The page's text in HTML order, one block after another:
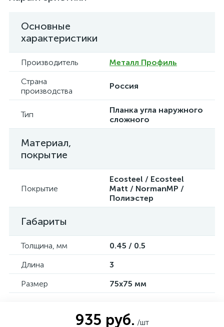
Основные
характеристики
Производитель
Металл Профиль
Страна
производства
Россия
Тип
Планка угла наружного
сложного
Материал,
покрытие
Покрытие
Ecosteel / Ecosteel
Matt / NormanMP /
Полиэстер
Габариты
Толщина, мм
0.45 / 0.5
Длина
3
Размер
75х75 мм
935 руб. /шт